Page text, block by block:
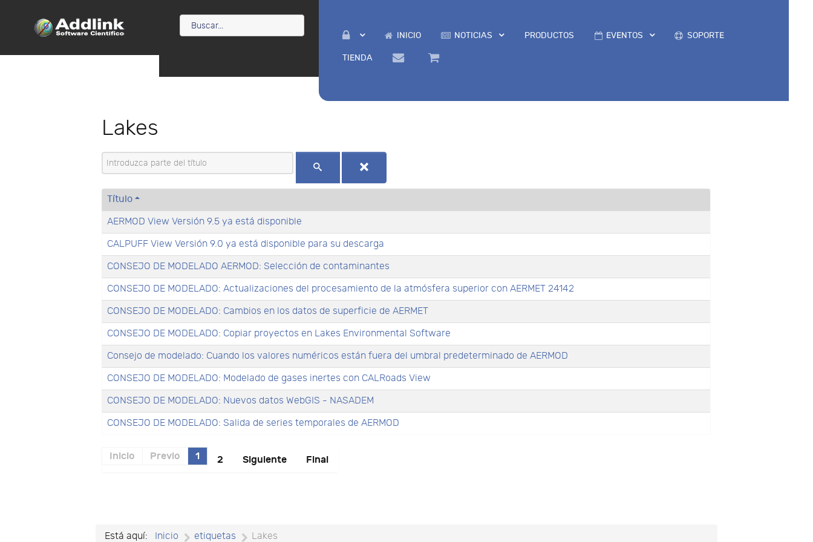
INICIO NOTICIAS PRODUCTOS EVENTOS SOPORTE
TIENDA
Lakes
Introduzca parte del título
Título
AERMOD View Versión 9.5 ya está disponible
CALPUFF View Versión 9.0 ya está disponible para su descarga
CONSEJO DE MODELADO AERMOD: Selección de contaminantes
CONSEJO DE MODELADO: Actualizaciones del procesamiento de la atmósfera superior con AERMET 24142
CONSEJO DE MODELADO: Cambios en los datos de superficie de AERMET
CONSEJO DE MODELADO: Copiar proyectos en Lakes Environmental Software
Consejo de modelado: Cuando los valores numéricos están fuera del umbral predeterminado de AERMOD
CONSEJO DE MODELADO: Modelado de gases inertes con CALRoads View
CONSEJO DE MODELADO: Nuevos datos WebGIS - NASADEM
CONSEJO DE MODELADO: Salida de series temporales de AERMOD
Inicio Previo 1 2 Siguiente Final
Está aquí: Inicio etiquetas Lakes